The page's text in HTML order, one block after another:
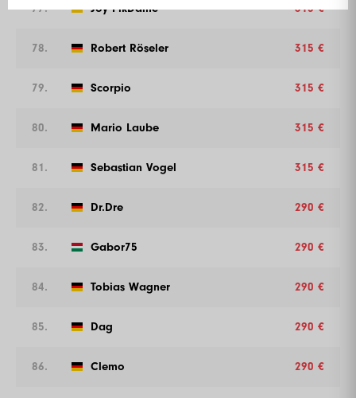
77. Joy PikDame 315 €
78. Robert Röseler 315 €
79. Scorpio 315 €
80. Mario Laube 315 €
81. Sebastian Vogel 315 €
82. Dr.Dre 290 €
83. Gabor75 290 €
84. Tobias Wagner 290 €
85. Dag 290 €
86. Clemo 290 €